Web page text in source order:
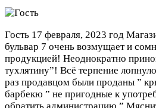
Гость 17 февраля, 2023 год
бульвар 7 очень возмущает и
продукцией! Неоднократно
тухлятину”! Всё терпение
раз продавцом были проданы ”
барбекю ” не пригодные к